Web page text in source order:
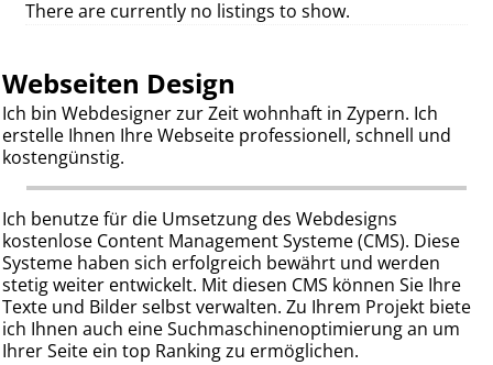
There are currently no listings to show.
Webseiten Design
Ich bin Webdesigner zur Zeit wohnhaft in Zypern. Ich
erstelle Ihnen Ihre Webseite professionell, schnell und
kostengünstig.
Ich benutze für die Umsetzung des Webdesigns
kostenlose Content Management Systeme (CMS). Diese
Systeme haben sich erfolgreich bewährt und werden
stetig weiter entwickelt. Mit diesen CMS können Sie Ihre
Texte und Bilder selbst verwalten. Zu Ihrem Projekt biete
ich Ihnen auch eine Suchmaschinenoptimierung an um
Ihrer Seite ein top Ranking zu ermöglichen.